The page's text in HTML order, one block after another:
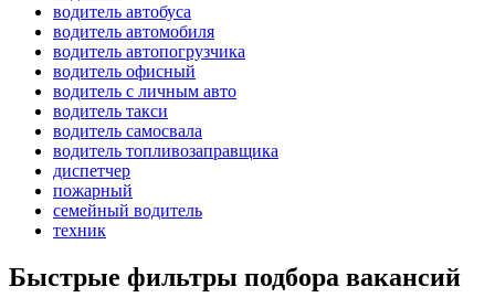
водитель автобуса
водитель автомобиля
водитель автопогрузчика
водитель офисный
водитель с личным авто
водитель такси
водитель самосвала
водитель топливозаправщика
диспетчер
пожарный
семейный водитель
техник
Быстрые фильтры подбора вакансий